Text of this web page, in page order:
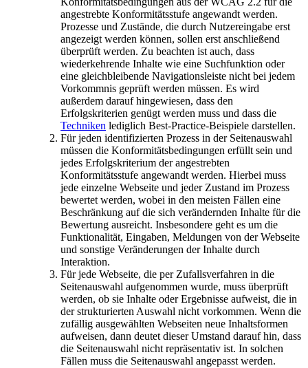
angestrebte Konformitätsstufe angewandt werden.
Prozesse und Zustände, die durch Nutzereingabe erst
angezeigt werden können, sollen erst anschließend
überprüft werden. Zu beachten ist auch, dass
wiederkehrende Inhalte wie eine Suchfunktion oder
eine gleichbleibende Navigationsleiste nicht bei jedem
Vorkommnis geprüft werden müssen. Es wird
außerdem darauf hingewiesen, dass den
Erfolgskriterien genügt werden muss und dass die
Techniken lediglich Best-Practice-Beispiele darstellen.
Für jeden identifizierten Prozess in der Seitenauswahl
müssen die Konformitätsbedingungen erfüllt sein und
jedes Erfolgskriterium der angestrebten
Konformitätsstufe angewandt werden. Hierbei muss
jede einzelne Webseite und jeder Zustand im Prozess
bewertet werden, wobei in den meisten Fällen eine
Beschränkung auf die sich verändernden Inhalte für die
Bewertung ausreicht. Insbesondere geht es um die
Funktionalität, Eingaben, Meldungen von der Webseite
und sonstige Veränderungen der Inhalte durch
Interaktion.
Für jede Webseite, die per Zufallsverfahren in die
Seitenauswahl aufgenommen wurde, muss überprüft
werden, ob sie Inhalte oder Ergebnisse aufweist, die in
der strukturierten Auswahl nicht vorkommen. Wenn die
zufällig ausgewählten Webseiten neue Inhaltsformen
aufweisen, dann deutet dieser Umstand darauf hin, dass
die Seitenauswahl nicht repräsentativ ist. In solchen
Fällen muss die Seitenauswahl angepasst werden.